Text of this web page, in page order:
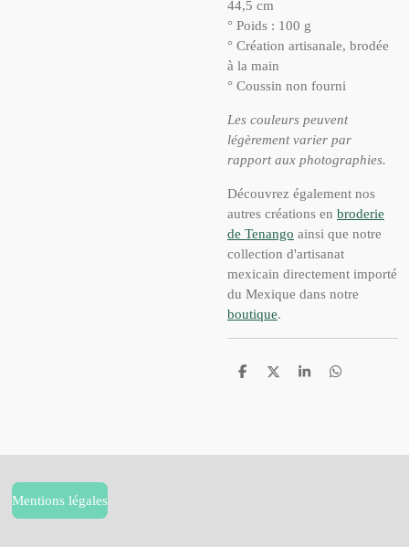
44,5 cm
° Poids : 100 g
° Création artisanale, brodée
à la main
° Coussin non fourni
Les couleurs peuvent
légèrement varier par
rapport aux photographies.
Découvrez également nos
autres créations en broderie
de Tenango ainsi que notre
collection d'artisanat
mexicain directement importé
du Mexique dans notre
boutique.
P
e
P
e
P
e
P
e
Mentions légales